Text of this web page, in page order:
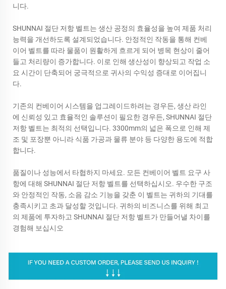
니다.
SHUNNAI 절단 저항 벨트는 생산 공정의 효율성을 높여 제품 처리
능력을 개선하도록 설계되었습니다. 안정적인 작동을 통해 컨베
이어 벨트를 따라 물품이 원활하게 흐르게 되어 병목 현상이 줄어
들고 처리량이 증가합니다. 이로 인해 생산성이 향상되고 작업 소
요 시간이 단축되어 궁극적으로 귀사의 수익성 증대로 이어집니
다.
기존의 컨베이어 시스템을 업그레이드하려는 경우든, 생산 라인
에 신뢰성 있고 효율적인 솔루션이 필요한 경우든, SHUNNAI 절단
저항 벨트는 최적의 선택입니다. 3300mm의 넓은 폭으로 인해 제
조 및 포장뿐 아니라 식품 가공과 물류 분야 등 다양한 용도에 적합
합니다.
품질이나 성능에서 타협하지 마세요. 모든 컨베이어 벨트 요구 사
항에 대해 SHUNNAI 절단 저항 벨트를 선택하십시오. 우수한 구조
와 안정적인 작동, 소음 감소 기능을 갖춘 이 벨트는 귀하의 기대를
충족시키고 초과 달성할 것입니다. 귀하의 비즈니스를 위해 최고
의 제품에 투자하고 SHUNNAI 절단 저항 벨트가 만들어낼 차이를
경험해 보십시오